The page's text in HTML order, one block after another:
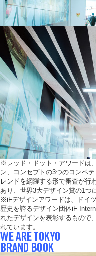
※レッド・ドット・アワードは
ン、コンセプトの3つのコンペ
レンドを網羅する形で審査が行
あり、世界3大デザイン賞の1つ
※iFデザインアワードは、ドイ
歴史を誇るデザイン団体iF
れたデザインを表彰するもので
れています。